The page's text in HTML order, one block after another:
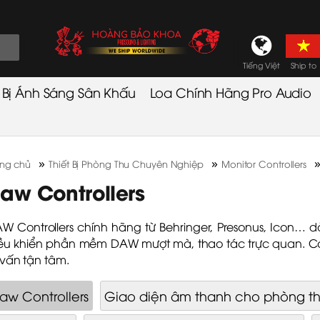
Tiếng Việt Ship to
Ánh Sáng Sân Khấu Loa Chính Hãng Pro Audio
chủ »Thiết Bị Phòng Thu Chuyên Nghiệp » Monitor Controllers »
Controllers
Controllers chính hãng từ Behringer, Presonus,
khiển phần mềm DAW mượt mà, thao tác trực quan.
tận tâm.
Controllers Giao diện âm thanh cho phòng